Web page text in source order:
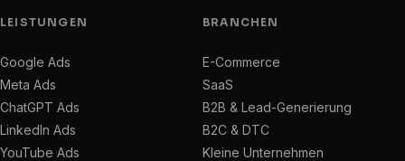
LEISTUNGEN
Google Ads
Meta Ads
ChatGPT Ads
LinkedIn Ads
YouTube Ads
BRANCHEN
E-Commerce
SaaS
B2B & Lead-Generierung
B2C & DTC
Kleine Unternehmen